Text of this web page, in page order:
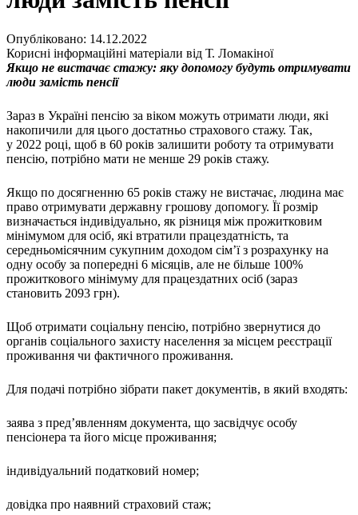
Кадрові зміни
Про глухих
Постаті в УТОГ
Все про УТОГ: ваші права, послуги та підтримка:
Важлива інформація
Коронавірус
Брифінги
Корисні інформаційні матеріали від Т. Ломакіної
Офіційна інформація
Про УТОГ
Керівництво УТОГ
Громадські ради УТОГ ⩺
Всеукраїнська Рада голів обласних
організацій УТОГ
Всеукраїнська Рада ветеранів УТОГ
Всеукраїнська Рада перекладачів жестової
Всеукраїнська Рада директорів УТОГ
Всеукраїнська молодіжна Рада УТОГ
Молодіжні лідери УТОГ
Мережа УТОГ
Рекорди УТОГ
Видання УТОГ
Контакти
Навчальні програми
Опубліковано: 14.12.2022
Корисні інформаційні матеріали від Т. Ломакіної
Якщо не вистачає стажу: яку допомогу будуть отримувати
люди замість пенсії
Зараз в Україні пенсію за віком можуть отримати люди, які
накопичили для цього достатньо страхового стажу. Так,
у 2022 році, щоб в 60 років залишити роботу та отримувати
пенсію, потрібно мати не менше 29 років стажу.
Якщо по досягненню 65 років стажу не вистачає, людина має
право отримувати державну грошову допомогу. Її розмір
визначається індивідуально, як різниця між прожитковим
мінімумом для осіб, які втратили працездатність, та
середньомісячним сукупним доходом сім’ї з розрахунку на
одну особу за попередні 6 місяців, але не більше 100%
прожиткового мінімуму для працездатних осіб (зараз
становить 2093 грн).
Щоб отримати соціальну пенсію, потрібно звернутися до
органів соціального захисту населення за місцем реєстрації
проживання чи фактичного проживання.
Для подачі потрібно зібрати пакет документів, в який входять:
заява з пред’явленням документа, що засвідчує особу
пенсіонера та його місце проживання;
індивідуальний податковий номер;
довідка про наявний страховий стаж;